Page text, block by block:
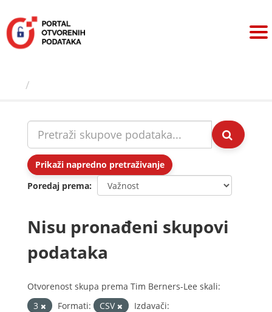
sadržaj
Prikaži napredno pretraživanje
Poredaj prema
Nisu pronađeni skupovi
podataka
Otvorenost skupa prema Tim Berners-Lee skali:
3
Formati: CSV
Izdavači: